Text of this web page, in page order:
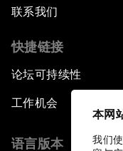
本网
我们
联系我们
快捷链接
论坛可持续性
工作机会
语言版本